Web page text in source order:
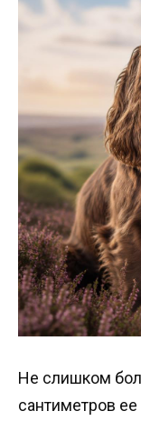
Не слишком
сантиметров